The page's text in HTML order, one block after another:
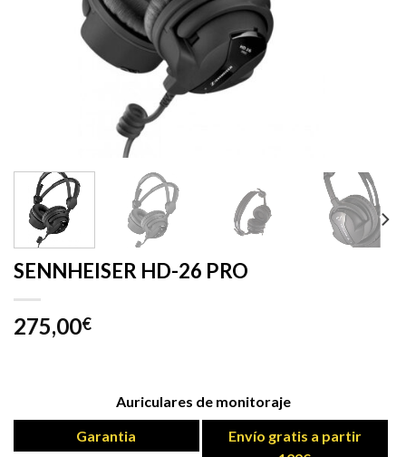
SENNHEISER HD-26 PRO
275,00€
Auriculares de monitoraje
Garantia
Envío gratis a partir